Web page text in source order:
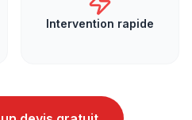
Intervention rapide